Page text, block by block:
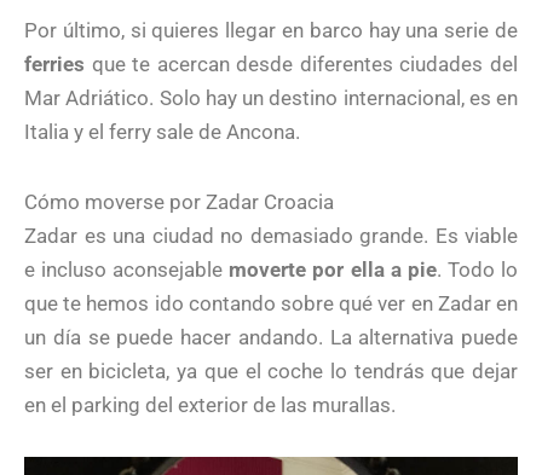
Por último, si quieres llegar en barco hay una serie de
ferries que te acercan desde diferentes ciudades del
Mar Adriático. Solo hay un destino internacional, es en
Italia y el ferry sale de Ancona.
Cómo moverse por Zadar Croacia
Zadar es una ciudad no demasiado grande. Es viable
e incluso aconsejable moverte por ella a pie. Todo lo
que te hemos ido contando sobre qué ver en Zadar en
un día se puede hacer andando. La alternativa puede
ser en bicicleta, ya que el coche lo tendrás que dejar
en el parking del exterior de las murallas.